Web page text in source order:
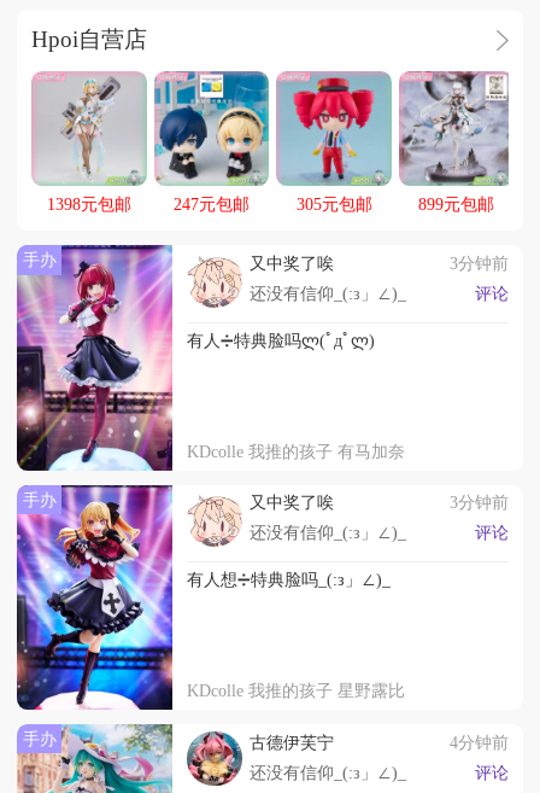
广告
Hpoi自营店
1398元包邮 247元包邮 305元包邮 899元包邮
手办 又中奖了唉
3分钟前
还没有信仰_(:з」∠)_
评论
有人➗特典脸吗ლ(ﾟдﾟლ)
KDcolle 我推的孩子 有马加奈
手办 又中奖了唉
3分钟前
还没有信仰_(:з」∠)_
评论
有人想➗特典脸吗_(:з」∠)_
KDcolle 我推的孩子 星野露比
手办 古德伊芙宁
4分钟前
还没有信仰_(:з」∠)_
评论